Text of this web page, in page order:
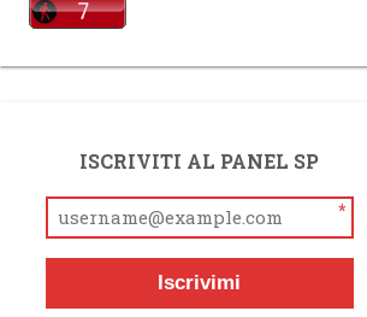
ISCRIVITI AL PANEL SP
*
Iscrivimi